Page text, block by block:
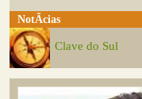
NotÃ­cias
Clave do Sul